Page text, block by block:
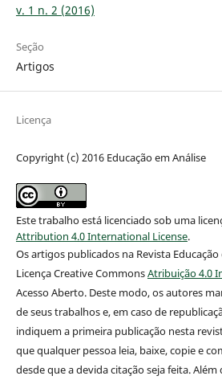
v. 1 n. 2 (2016)
Seção
Artigos
Licença
Copyright (c) 2016 Educação em Análise
Este trabalho está licenciado sob uma
Attribution 4.0 International License.
Os artigos publicados na Revista
Licença Creative CommonsAtribuição 4.0
Acesso Aberto. Deste modo, os autores
de seus trabalhos e, em caso de
indiquem a primeira publicação nesta
que qualquer pessoa leia, baixe, copie e
desde que a devida citação seja feita. Além